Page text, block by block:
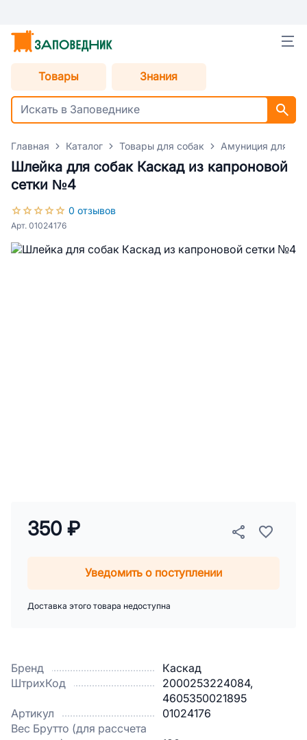
Товары Знания
Главная Каталог Товары для собак Амуниция для
Шлейка для собак Каскад из капроновой
сетки №4
0 отзывов
Арт. 01024176
Бренд
Каскад
ШтрихКод
2000253224084,
4605350021895
Артикул
01024176
Вес Брутто (для рассчета
350 ₽
Уведомить о поступлении
Доставка этого товара недоступна